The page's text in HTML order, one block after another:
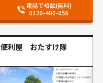
電話で相談(無料)
0120-480-056
便利屋 おたすけ隊